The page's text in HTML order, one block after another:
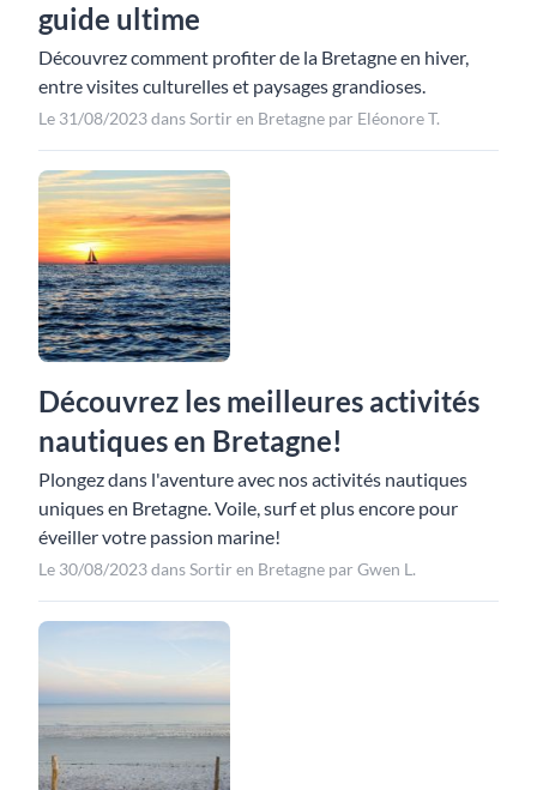
guide ultime
Découvrez comment profiter de la Bretagne en hiver,
entre visites culturelles et paysages grandioses.
Le 31/08/2023 dans Sortir en Bretagne par Eléonore T.
Découvrez les meilleures activités
nautiques en Bretagne!
Plongez dans l'aventure avec nos activités nautiques
uniques en Bretagne. Voile, surf et plus encore pour
éveiller votre passion marine!
Le 30/08/2023 dans Sortir en Bretagne par Gwen L.